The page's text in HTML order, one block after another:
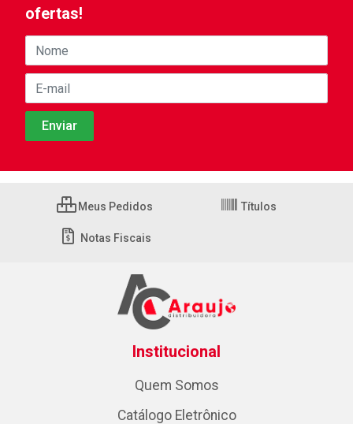
ofertas!
Meus Pedidos Títulos
Notas Fiscais
Institucional
Quem Somos
Catálogo Eletrônico